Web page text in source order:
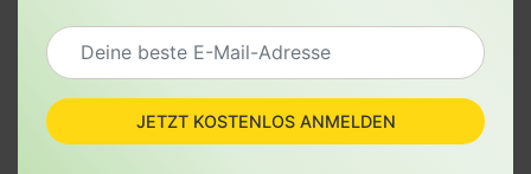
JETZT KOSTENLOS ANMELDEN